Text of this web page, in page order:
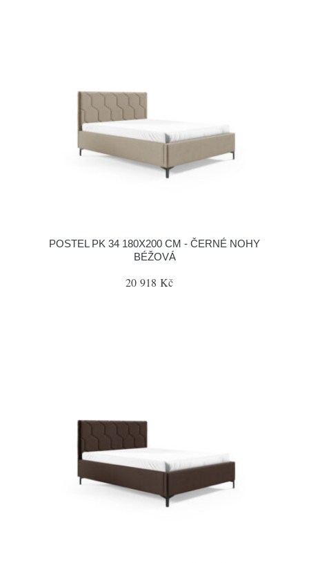
POSTEL PK 34 180X200 CM - ČERNÉ NOHY
BÉŽOVÁ
20 918 Kč